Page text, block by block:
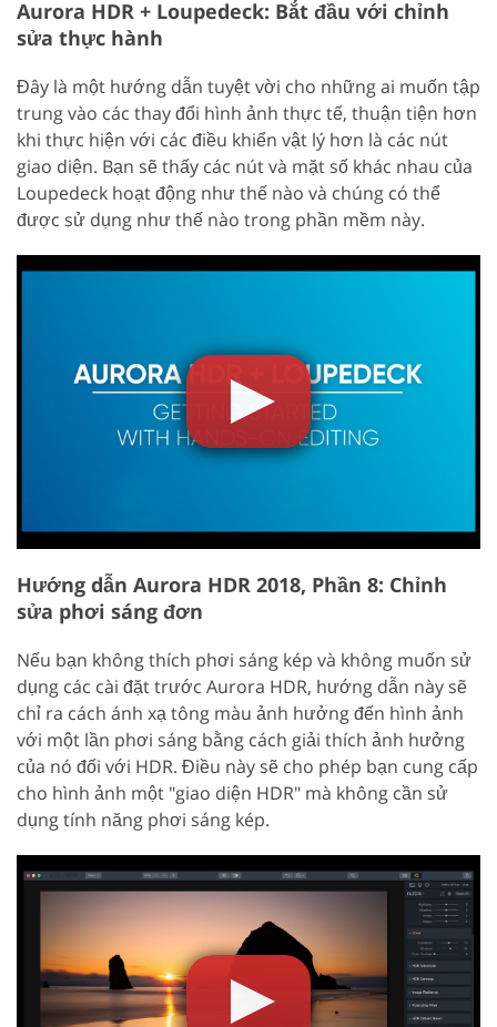
Aurora HDR + Loupedeck: Bắt đầu với chỉnh
sửa thực hành
Đây là một hướng dẫn tuyệt vời cho những ai muốn tập
trung vào các thay đổi hình ảnh thực tế, thuận tiện hơn
khi thực hiện với các điều khiển vật lý hơn là các nút
giao diện. Bạn sẽ thấy các nút và mặt số khác nhau của
Loupedeck hoạt động như thế nào và chúng có thể
được sử dụng như thế nào trong phần mềm này.
Hướng dẫn Aurora HDR 2018, Phần 8: Chỉnh
sửa phơi sáng đơn
Nếu bạn không thích phơi sáng kép và không muốn sử
dụng các cài đặt trước Aurora HDR, hướng dẫn này sẽ
chỉ ra cách ánh xạ tông màu ảnh hưởng đến hình ảnh
với một lần phơi sáng bằng cách giải thích ảnh hưởng
của nó đối với HDR. Điều này sẽ cho phép bạn cung cấp
cho hình ảnh một "giao diện HDR" mà không cần sử
dụng tính năng phơi sáng kép.